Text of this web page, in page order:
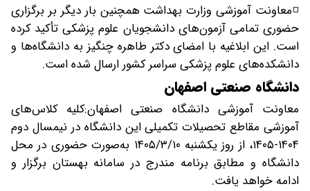
◽️معاونت آموزشی وزارت بهداشت همچنین بار دیگر بر برگزاری
حضوری تمامی آزمون‌های دانشجویان علوم پزشکی تأکید کرده
است. این ابلاغیه با امضای دکتر طاهره چنگیز به دانشگاه‌ها و
دانشکده‌های علوم پزشکی سراسر کشور ارسال شده است.
دانشگاه صنعتی اصفهان
معاونت آموزشی دانشگاه صنعتی اصفهان:کلیه کلاس‌های
آموزشی مقاطع تحصیلات تکمیلی این دانشگاه در نیمسال دوم
۱۴۰۴-۱۴۰۵، از روز یکشنبه ۱۴۰۵/۳/۱۰ به‌صورت حضوری در محل
دانشگاه و مطابق برنامه مندرج در سامانه بهستان برگزار و
ادامه خواهد یافت.